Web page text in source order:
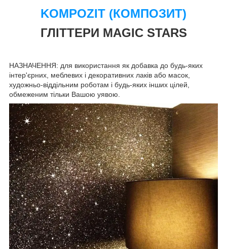
KOMPOZIT (КОМПОЗИТ)
ГЛІТТЕРИ MAGIC STARS
НАЗНАЧЕННЯ: для використання як добавка до будь-яких
інтер'єрних, меблевих і декоративних лаків або масок,
художньо-віддільним роботам і будь-яких інших цілей,
обмеженим тільки Вашою уявою.